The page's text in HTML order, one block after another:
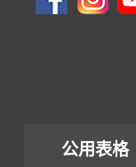
公用表格